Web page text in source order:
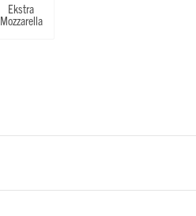
Ekstra
Mozzarella